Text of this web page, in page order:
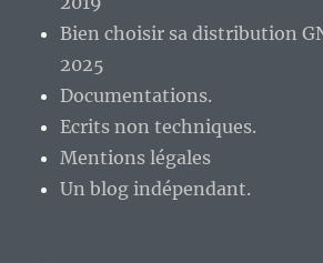
Bien choisir sa distribution
2025
Documentations.
Ecrits non techniques.
Mentions légales
Un blog indépendant.